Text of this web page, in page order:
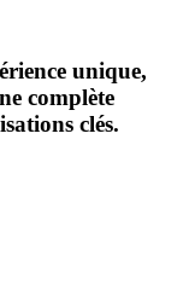
unique,
complète
clés.